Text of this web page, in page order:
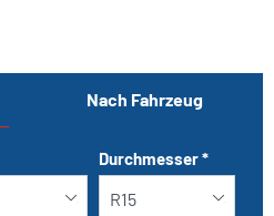
Nach Fahrzeug
Durchmesser*